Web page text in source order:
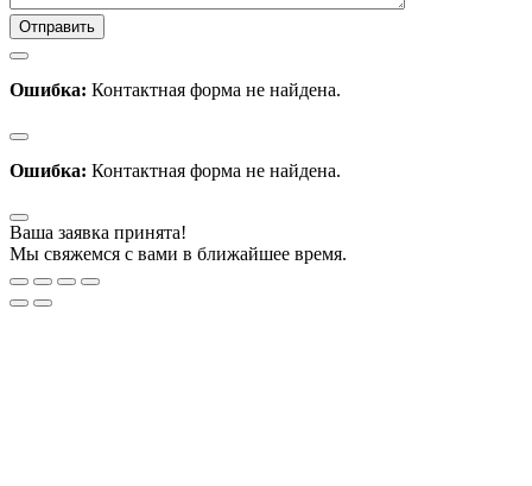
Ошибка: Контактная форма не найдена.
Ошибка: Контактная форма не найдена.
Ваша заявка принята!
Мы свяжемся с вами в ближайшее время.